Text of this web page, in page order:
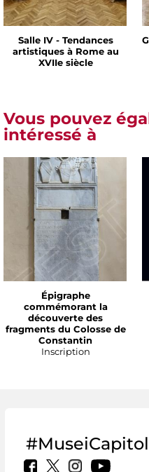
Salle IV - Tendances
artistiques à Rome au
XVIIe siècle
Vous pouvez
intéressé à
Épigraphe
commémorant la
découverte des
fragments du Colosse de
Constantin
Inscription